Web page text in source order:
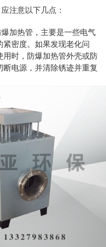
注意以下几点：
加热管，主要是一些电气
密度。如果发现老化问
时，防爆加热管外壳或防
电源，并清除锈迹并重复